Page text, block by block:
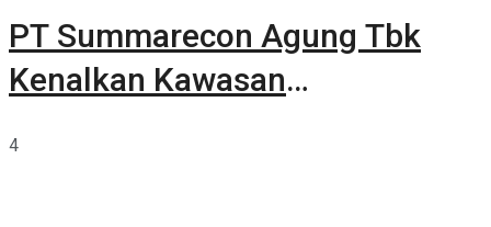
PT Summarecon Agung Tbk
Kenalkan Kawasan
4